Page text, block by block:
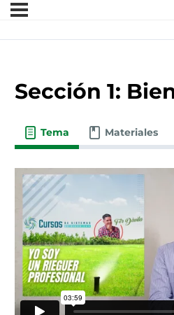
Sección 1:
Tema Materiales